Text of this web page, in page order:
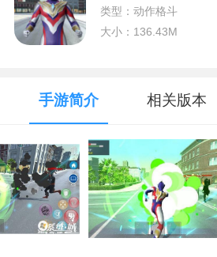
类型：动作格斗
大小：136.43M
手游简介 相关版本